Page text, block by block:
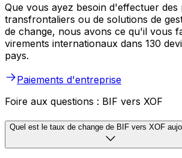
Que vous ayez besoin d'effectuer des
transfrontaliers ou de solutions de
de change, nous avons ce qu'il vous
virements internationaux dans 130
pays.
Paiements d'entreprise
Foire aux questions : BIF vers XOF
Quel est le taux de change de BIF vers XOF